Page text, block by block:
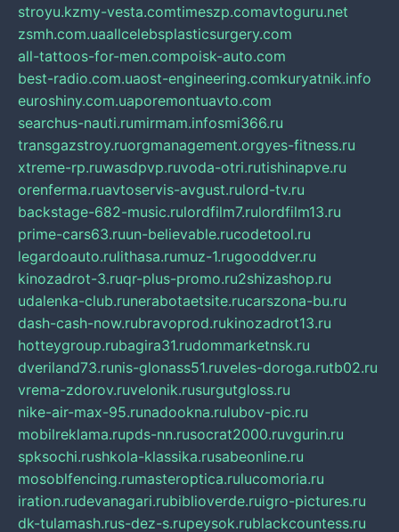
stroyu.kzmy-vesta.comtimeszp.comavtoguru.net
zsmh.com.uaallcelebsplasticsurgery.com
all-tattoos-for-men.compoisk-auto.com
best-radio.com.uaost-engineering.comkuryatnik.info
euroshiny.com.uaporemontuavto.com
searchus-nauti.rumirmam.infosmi366.ru
transgazstroy.ruorgmanagement.orgyes-fitness.ru
xtreme-rp.ruwasdpvp.ruvoda-otri.rutishinapve.ru
orenferma.ruavtoservis-avgust.rulord-tv.ru
backstage-682-music.rulordfilm7.rulordfilm13.ru
prime-cars63.ruun-believable.rucodetool.ru
legardoauto.rulithasa.rumuz-1.rugooddver.ru
kinozadrot-3.ruqr-plus-promo.ru2shizashop.ru
udalenka-club.runerabotaetsite.rucarszona-bu.ru
dash-cash-now.rubravoprod.rukinozadrot13.ru
hotteygroup.rubagira31.rudommarketnsk.ru
dveriland73.runis-glonass51.ruveles-doroga.rutb02.ru
vrema-zdorov.ruvelonik.rusurgutgloss.ru
nike-air-max-95.runadookna.rulubov-pic.ru
mobilreklama.rupds-nn.rusocrat2000.ruvgurin.ru
spksochi.rushkola-klassika.rusabeonline.ru
mosoblfencing.rumasteroptica.rulucomoria.ru
iration.rudevanagari.rubiblioverde.ruigro-pictures.ru
dk-tulamash.rus-dez-s.rupeysok.rublackcountess.ru